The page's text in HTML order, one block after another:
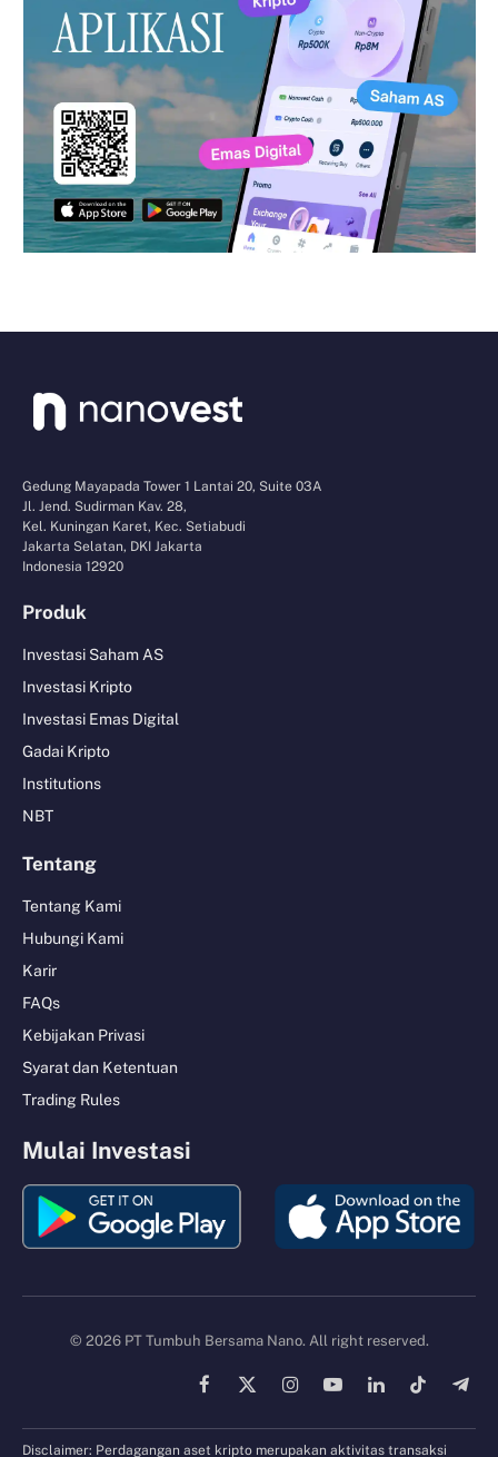
Gedung Mayapada Tower 1 Lantai 20, Suite 03A
Jl. Jend. Sudirman Kav. 28,
Kel. Kuningan Karet, Kec. Setiabudi
Jakarta Selatan, DKI Jakarta
Indonesia 12920
Produk
Investasi Saham AS
Investasi Kripto
Investasi Emas Digital
Gadai Kripto
Institutions
NBT
Tentang
Tentang Kami
Hubungi Kami
Karir
FAQs
Kebijakan Privasi
Syarat dan Ketentuan
Trading Rules
Mulai Investasi
© 2026 PT Tumbuh Bersama Nano. All right reserved.
Facebook
X
InstagramYouTubeLinkedInTikTok
Disclaimer: Perdagangan aset kripto merupakan aktivitas transaksi